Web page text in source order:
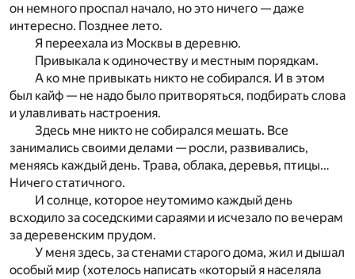
он немного проспал начало, но это ничего — даже
интересно. Позднее лето.
Я переехала из Москвы в деревню.
Привыкала к одиночеству и местным порядкам.
А ко мне привыкать никто не собирался. И в этом
был кайф — не надо было притворяться, подбирать слова
и улавливать настроения.
Здесь мне никто не собирался мешать. Все
занимались своими делами — росли, развивались,
меняясь каждый день. Трава, облака, деревья, птицы…
Ничего статичного.
И солнце, которое неутомимо каждый день
всходило за соседскими сараями и исчезало по вечерам
за деревенским прудом.
У меня здесь, за стенами старого дома, жил и дышал
особый мир (хотелось написать «который я населяла